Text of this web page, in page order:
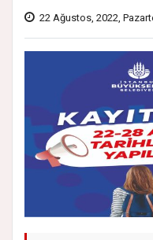
22 Ağustos, 2022,